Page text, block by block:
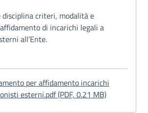
disciplina criteri, modalità e
di incarichi legali a
all’Ente.
per affidamento incarichi
esterni.pdf (PDF, 0.21 MB):